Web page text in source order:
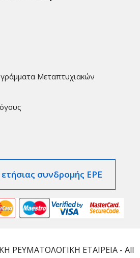
Μεταπτυχιακών
συνδρομής ΕΡΕ
ΡΕΥΜΑΤΟΛΟΓΙΚΗ ΕΤΑΙΡΕΙΑ - All